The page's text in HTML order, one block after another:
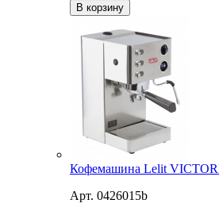
В корзину
Кофемашина Lelit
Арт. 0426015b